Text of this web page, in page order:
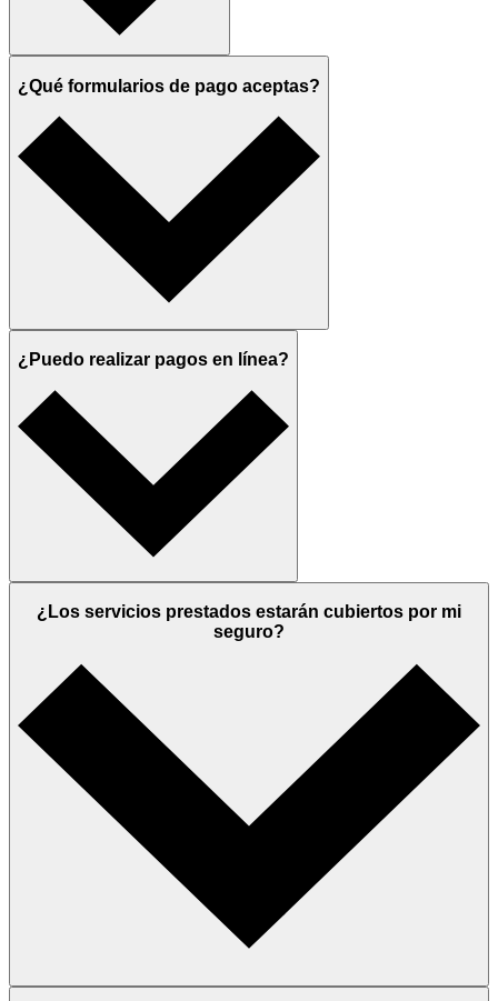
¿Qué formularios de pago aceptas?
¿Puedo realizar pagos en línea?
¿Los servicios prestados estarán cubiertos por mi
seguro?